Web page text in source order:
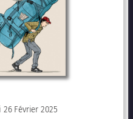
Février 2025